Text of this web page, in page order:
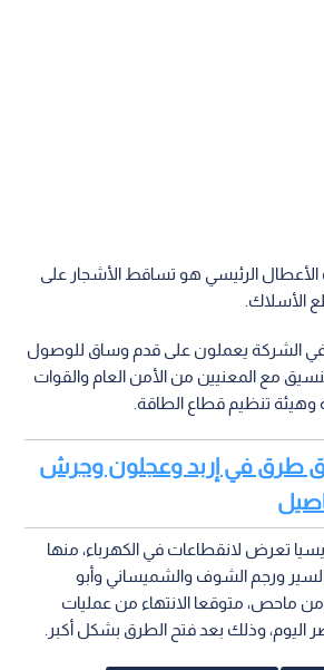
الأعطال الرئيسي هو تساقط الأشجار على
الأسلاك.
في الشركة يعملون على قدم وساق للوصول
مع المعنيين من الأمن العام والقوات
وهيئة تنظيم قطاع الطاقة.
طرق في إربد وعجلون وجرش
موقعا رئيسيا تعرض لانقطاعات في الكهرباء، منها
ورجم الشوف والشميساني وأبو
من ماحص، متوقعا الانتهاء من عمليات
وذلك بعد فتح الطرق بشكل أكبر.